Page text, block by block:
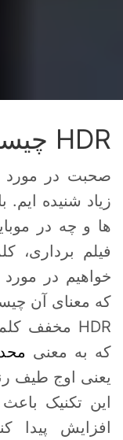
HDR چیست؟
زیاد شنیده ایم.
ها و چه در
فیلم برداری،
خواهیم در مورد
که معنای آن
که به معنی
یعنی اوج طیف
این تکنیک
افزایش پیدا